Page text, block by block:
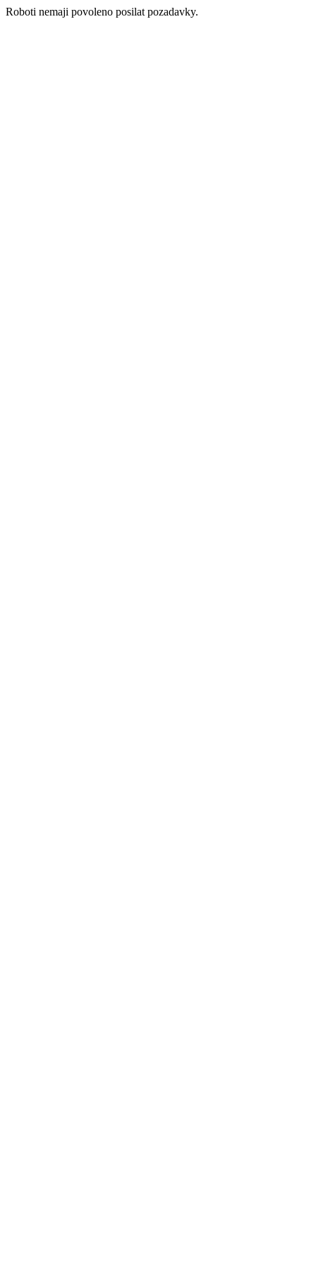
Roboti nemaji povoleno posilat pozadavky.